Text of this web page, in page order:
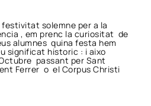
solemne per a la
, em prenc la curiositat de
alumnes quina festa hem
significat historic : i aixo
passant per Sant
Ferrer o el Corpus Christi